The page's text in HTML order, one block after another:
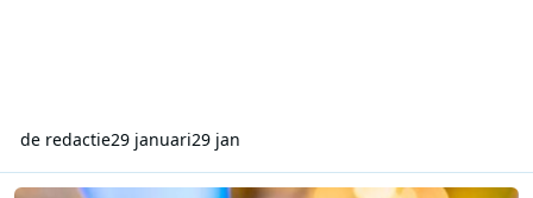
de redactie29 januari29 jan
Meer dan 9,7 miljoen Nederlanders luisteren naar Sky Radio The